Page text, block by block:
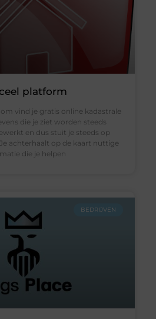
platform
vind je gratis online kadastrale
die je ziet worden steeds
en dus stuit je steeds op
achterhaalt op de kaart nuttige
die je helpen
BEDRIJVEN